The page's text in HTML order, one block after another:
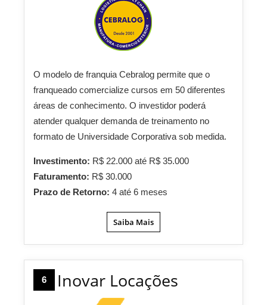
O modelo de franquia Cebralog permite que o
franqueado comercialize cursos em 50 diferentes
áreas de conhecimento. O investidor poderá
atender qualquer demanda de treinamento no
formato de Universidade Corporativa sob medida.
Investimento: R$ 22.000 até R$ 35.000
Faturamento: R$ 30.000
Prazo de Retorno: 4 até 6 meses
Saiba Mais
6 Inovar Locações